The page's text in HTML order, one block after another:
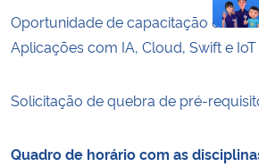
Oportunidade de capacitação em
Aplicações com IA, Cloud, Swift e IoT
Solicitação de quebra de pré-
Quadro de horário com as